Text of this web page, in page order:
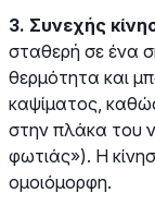
3. Συνεχής
σταθερή σε ένα
θερμότητα και
καψίματος,
στην πλάκα του
φωτιάς»). Η
ομοιόμορφη.